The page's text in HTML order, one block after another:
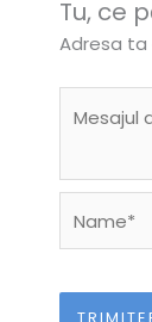
Tu, ce
Adresa ta